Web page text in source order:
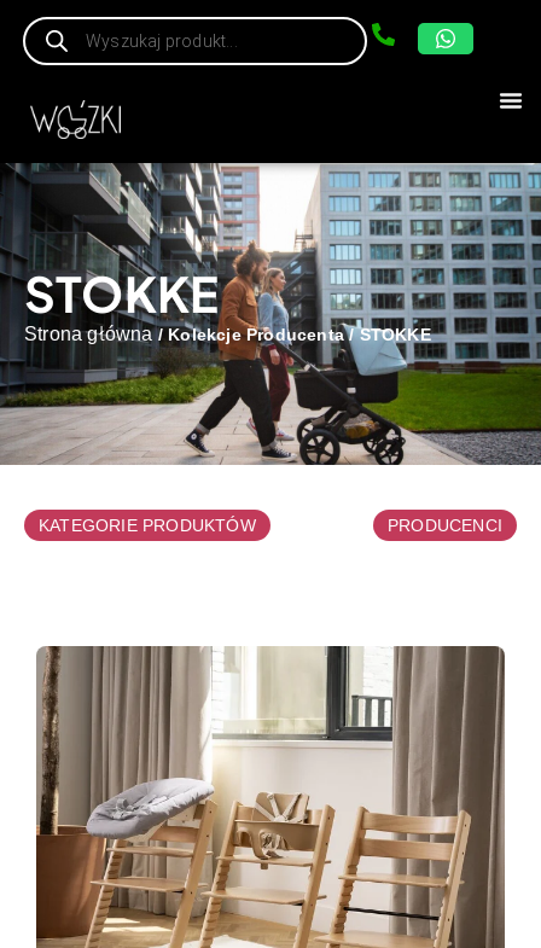
STOKKE
Strona główna/ Kolekcje Producenta / STOKKE
KATEGORIE PRODUKTÓW PRODUCENCI